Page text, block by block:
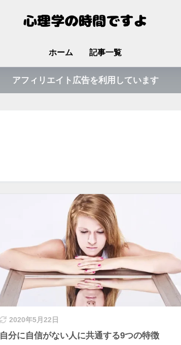
ホーム 記事一覧
アフィリエイト広告を利用しています
2020年5月22日
自分に自信がない人に共通する9つの特徴